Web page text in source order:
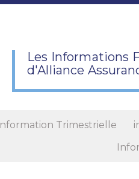
Les Informations
d'Alliance
Trimestrielle